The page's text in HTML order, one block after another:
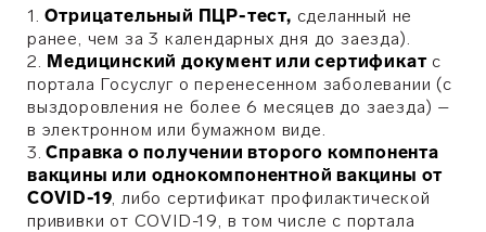
1.Отрицательный ПЦР-тест, сделанный не
ранее, чем за 3 календарных дня до заезда).
2. Медицинский документ или сертификатс
портала Госуслуг о перенесенном заболевании (с
выздоровления не более 6 месяцев до заезда) –
в электронном или бумажном виде.
3. Справка о получении второго компонента
вакцины или однокомпонентной вакцины от
COVID-19, либо сертификат профилактической
прививки от COVID-19, в том числе с портала